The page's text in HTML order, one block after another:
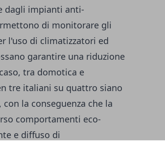
dagli impianti anti-
di monitorare gli
l'uso di climatizzatori ed
garantire una riduzione
tra domotica e
tre italiani su quattro siano
la conseguenza che la
comportamenti eco-
e diffuso di